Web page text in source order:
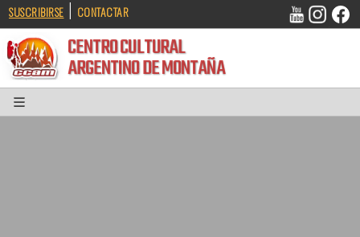
SUSCRIBIRSE | CONTACTAR
CENTRO CULTURAL
ARGENTINO DE MONTAÑA